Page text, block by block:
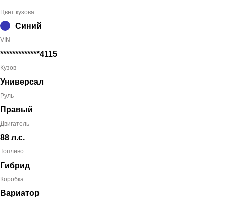
Цвет кузова
Синий
VIN
*************4115
Кузов
Универсал
Руль
Правый
Двигатель
88 л.с.
Топливо
Гибрид
Коробка
Вариатор